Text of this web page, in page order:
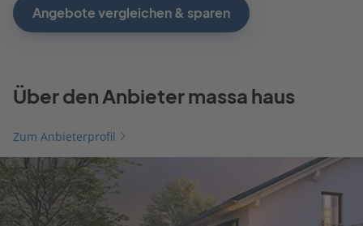
Angebote vergleichen & sparen
Über den Anbieter massa haus
Zum Anbieterprofil